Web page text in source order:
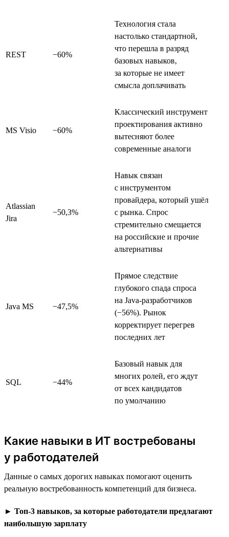
REST −60%
Технология стала
настолько стандартной,
что перешла в разряд
базовых навыков,
за которые не имеет
смысла доплачивать
MS Visio −60%
Классический инструмент
проектирования активно
вытесняют более
современные аналоги
Atlassian
Jira
−50,3%
Навык связан
с инструментом
провайдера, который ушёл
с рынка. Спрос
стремительно смещается
на российские и прочие
альтернативы
Java MS −47,5%
Прямое следствие
глубокого спада спроса
на Java-разработчиков
(−56%). Рынок
корректирует перегрев
последних лет
SQL −44%
Базовый навык для
многих ролей, его ждут
от всех кандидатов
по умолчанию
Какие навыки в ИТ востребованы
у работодателей
Данные о самых дорогих навыках помогают оценить
реальную востребованность компетенций для бизнеса.
► Топ-3 навыков, за которые работодатели предлагают
наибольшую зарплату